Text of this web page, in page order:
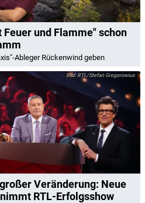
und Flamme" schon
Ableger Rückenwind geben
RTL/Stefan Gregorowius
Veränderung: Neue
RTL-Erfolgsshow